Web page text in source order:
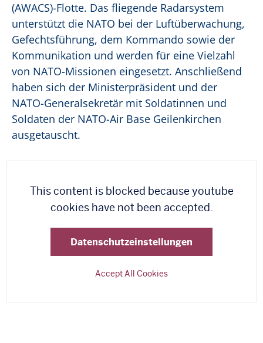
(AWACS)-Flotte. Das fliegende Radarsystem
unterstützt die NATO bei der Luftüberwachung,
Gefechtsführung, dem Kommando sowie der
Kommunikation und werden für eine Vielzahl
von NATO-Missionen eingesetzt. Anschließend
haben sich der Ministerpräsident und der
NATO-Generalsekretär mit Soldatinnen und
Soldaten der NATO-Air Base Geilenkirchen
ausgetauscht.
This content is blocked because youtube
cookies have not been accepted.
Datenschutzeinstellungen
Accept All Cookies